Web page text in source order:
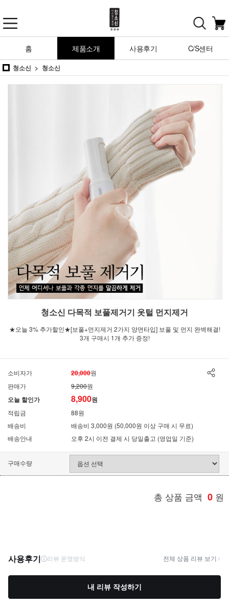
홈 제품소개 사용후기 C/S센터
청소신 청소신
청소신 다목적 보풀제거기 옷털 먼지제거
★오늘 3% 추가할인★[보풀+먼지제거 2가지 양면타입] 보풀 및 먼지 완벽해결!
3개 구매시 1개 추가 증정!
소비자가 20,000원
판매가
9,200원
오늘 할인가 8,900원
적립금
88원
배송비
배송비 3,000원 (50,000원 이상 구매 시 무료)
배송안내
오후 2시 이전 결제 시 당일출고 (영업일 기준)
구매수량
총 상품 금액 0 원